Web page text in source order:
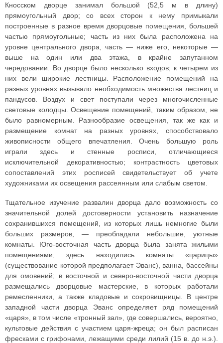
Кносском дворце занимал большой (52,5 м в длину)
прямоугольный двор; со всех сторон к нему примыкали
построенные в разное время дворцовые помещения, большей
частью прямоугольные; часть из них была расположена на
уровне центрального двора, часть — ниже его, некоторые —
выше на один или два этажа, в крайне запутанном
чередовании. Во дворце было несколько входов; к четырем из
них вели широкие лестницы. Расположение помещений на
разных уровнях вызывало необходимость множества лестниц и
пандусов. Воздух и свет поступали через многочисленные
световые колодцы. Освещение помещений, таким образом, не
было равномерным. Разнообразие освещения, так же как и
размещение комнат на разных уровнях, способствовало
живописности общего впечатления. Очень большую роль
играли здесь и стенные росписи, отличающиеся
исключительной декоративностью; контрастность цветовых
сопоставлений этих росписей свидетельствует об учете
художниками их освещения рассеянным или слабым светом.
Тщательное изучение развалин дворца дало возможность со
значительной долей достоверности установить назначение
сохранившихся помещений, из которых лишь немногие были
больших размеров, — преобладали небольшие, уютные
комнаты. Юго-восточная часть дворца была занята жилыми
помещениями; здесь находились комнаты «царицы»
(существование которой предполагает Эванс), ванна, бассейны
для омовений; в восточной и северо-восточной части дворца
размещались дворцовые мастерские, в которых работали
ремесленники, а также кладовые и сокровищницы. В центре
западной части дворца Эванс определяет ряд помещений
«царя», в том числе «тронный зал», где совершались, вероятно,
культовые действия с участием царя-жреца; он был расписан
фресками с грифонами, лежащими среди лилий (15 в. до н.э.).